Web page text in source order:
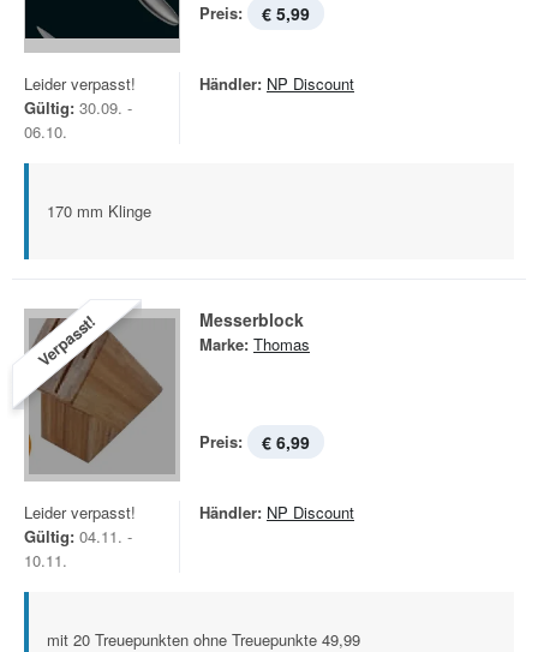
Preis: € 5,99
Leider verpasst!
Gültig: 30.09. -
06.10.
Händler: NP Discount
170 mm Klinge
Verpasst! Messerblock
Marke: Thomas
Preis: € 6,99
Leider verpasst!
Gültig: 04.11. -
10.11.
Händler: NP Discount
mit 20 Treuepunkten ohne Treuepunkte 49,99